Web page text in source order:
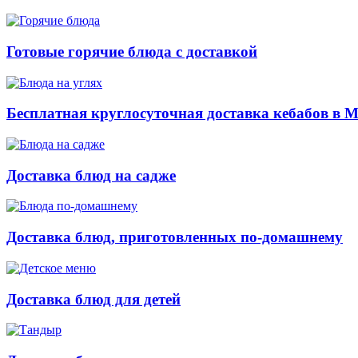
Готовые горячие блюда с доставкой
Бесплатная круглосуточная доставка кебабов в
Доставка блюд на садже
Доставка блюд, приготовленных по-домашнему
Доставка блюд для детей